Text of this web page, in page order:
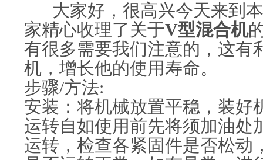
大家好，很高兴今天来到
家精心收理了关于V型混合机
有很多需要我们注意的，这有
机，增长他的使用寿命。
步骤/方法:
安装：将机械放置平稳，装好
运转自如使用前先将须加油处
运转，检查各紧固件是否松动